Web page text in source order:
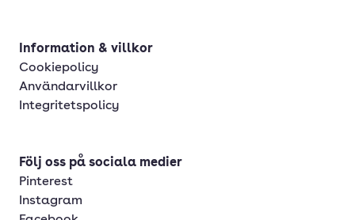
Information & villkor
Cookiepolicy
Användarvillkor
Integritetspolicy
Följ oss på sociala medier
Pinterest
Instagram